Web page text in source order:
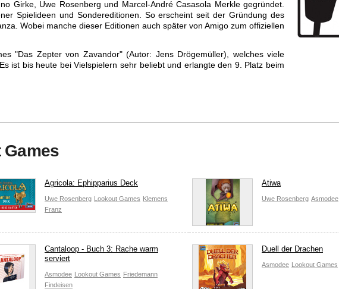
Girke, Uwe Rosenberg und Marcel-André Casasola Merkle gegründet.
Spielideen und Sondereditionen. So erscheint seit der Gründung des
Wobei manche dieser Editionen auch später von Amigo zum offiziellen
"Das Zepter von Zavandor" (Autor: Jens Drögemüller), welches viele
ist bis heute bei Vielspielern sehr beliebt und erlangte den 9. Platz beim
Zeitpunkt jedes Lookout Spiel illustriert oder grafisch betreut.
welches den 1. Platz beim Deutschen Spiele Preis erhielt (2008),
um den ersten Platz und wurde weltweit gut verkauft (über 150.000
ist.
2008 beim Heidelberger Spieleverlag.
Agricola: Ephipparius Deck
Uwe Rosenberg Lookout Games Klemens
Franz
Atiwa
Uwe Rosenberg Asmodee
Cantaloop - Buch 3: Rache warm
serviert
Asmodee Lookout Games Friedemann
Findeisen
Duell der Drachen
Asmodee Lookout Games